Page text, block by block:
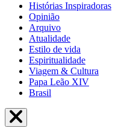
Histórias Inspiradoras
Opinião
Arquivo
Atualidade
Estilo de vida
Espiritualidade
Viagem & Cultura
Papa Leão XIV
Brasil